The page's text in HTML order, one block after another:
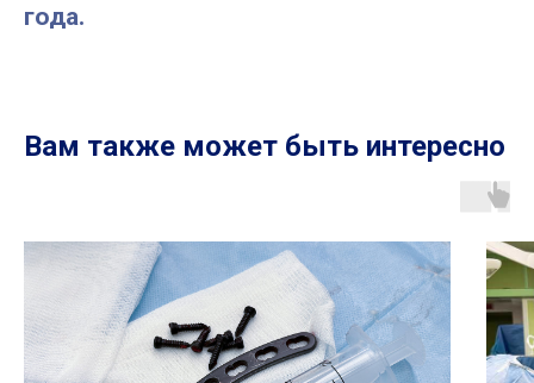
года.
Вам также может быть интересно